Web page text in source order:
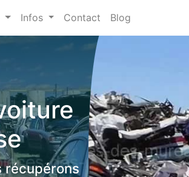
Infos Contact Blog
récupérons